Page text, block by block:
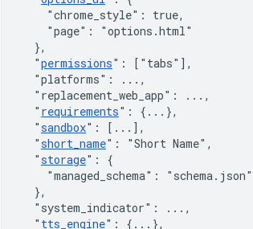
"chrome_style" : true,
"page" :
"options.html"
},
"permissions" : [ "tabs" ] ,
"platforms" : ... ,
"replacement_web_app" : ... ,
" requirements" : { ... },
"sandbox" : [ ... ] ,
"short_name" : "Short Name" ,
"storage" :
{
"managed_schema" :
"schema.json"
},
"system_indicator" : ... ,
" tts_engine" : { ... },